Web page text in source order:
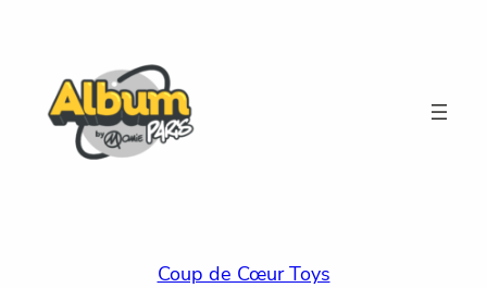
contenu
Coup de Cœur Toys